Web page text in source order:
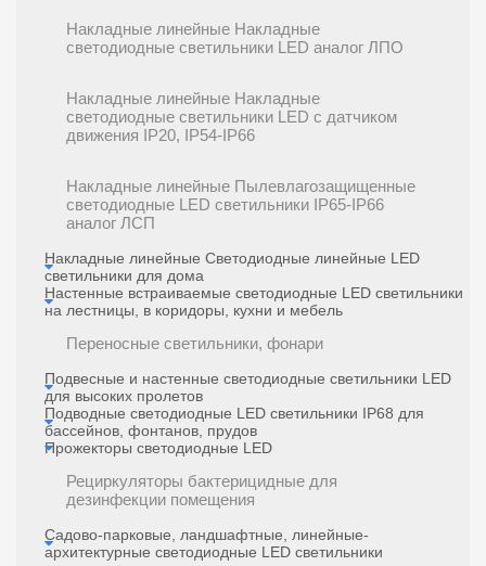
Накладные линейные Накладные
светодиодные светильники LED аналог ЛПО
Накладные линейные Накладные
светодиодные светильники LED с датчиком
движения IP20, IP54-IP66
Накладные линейные Пылевлагозащищенные
светодиодные LED светильники IP65-IP66
аналог ЛСП
Накладные линейные Светодиодные линейные LED
светильники для дома
Настенные встраиваемые светодиодные LED светильники
на лестницы, в коридоры, кухни и мебель
Переносные светильники, фонари
Подвесные и настенные светодиодные светильники LED
для высоких пролетов
Подводные светодиодные LED светильники IP68 для
бассейнов, фонтанов, прудов
Прожекторы светодиодные LED
Рециркуляторы бактерицидные для
дезинфекции помещения
Садово-парковые, ландшафтные, линейные-
архитектурные светодиодные LED светильники